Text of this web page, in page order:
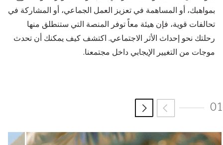
بمواهبك، أو المساهمة في تعزيز العمل الجماعي، أو المشاركة في
تحالفات قوية، فإن هيئة معاً توفر المنصة التي ستنطلق منها
رحلتك نحو إحداث الأثر الاجتماعي. اكتشف كيف يمكنك أن تحدث
موجات من التغيير الإيجابي داخل مجتمعنا.
01